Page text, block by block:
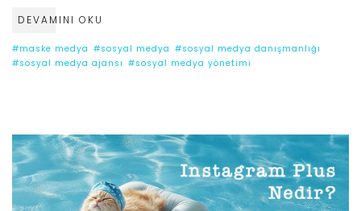
DEVAMINI OKU
#maske medya #sosyal medya #sosyal medya danışmanlığı
#sosyal medya ajansı #sosyal medya yönetimi